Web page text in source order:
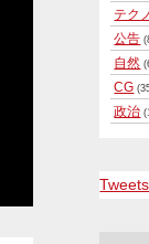
テク
公告
自然
CG
政治